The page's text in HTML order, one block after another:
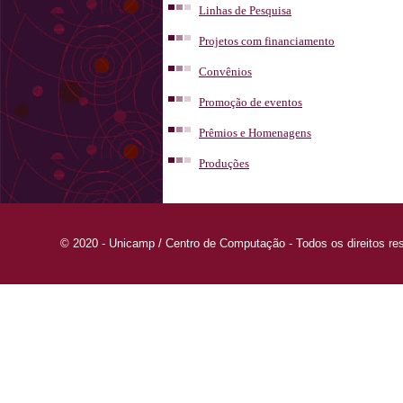
Linhas de Pesquisa
Projetos com financiamento
Convênios
Promoção de eventos
Prêmios e Homenagens
Produções
© 2020 - Unicamp / Centro de Computação - Todos os direitos